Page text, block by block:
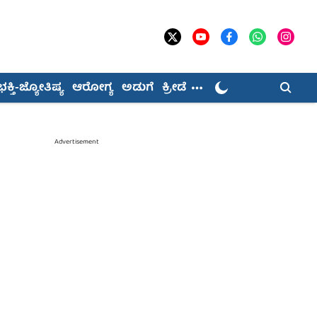
ಜ್ಯೋತಿಷ್ಯ ಆರೋಗ್ಯ ಅಡುಗೆ ಕ್ರೀಡೆ
Advertisement